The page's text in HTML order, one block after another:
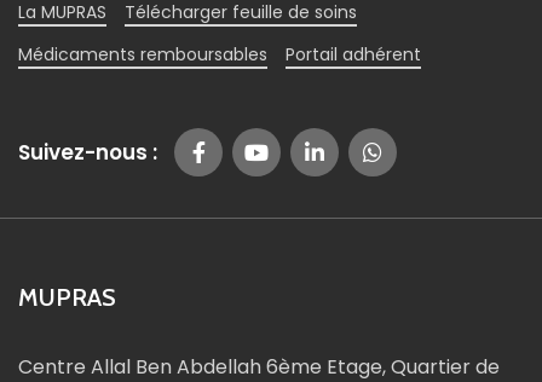
La MUPRAS
Télécharger feuille de soins
Médicaments remboursables
Portail adhérent
Suivez-nous :
MUPRAS
Centre Allal Ben Abdellah 6ème Etage, Quartier de